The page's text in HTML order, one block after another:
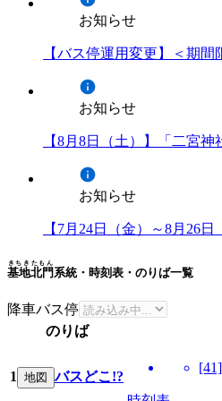
お知らせ
【バス停運用変更】＜期
お知らせ
【8月8日（土）】「二宮
お知らせ
【7月24日（金）～8月26
基地北門
きちきたもん
系統・時刻表・のりば一覧
降車バス停
のりば
1 地図 バスどこ!?